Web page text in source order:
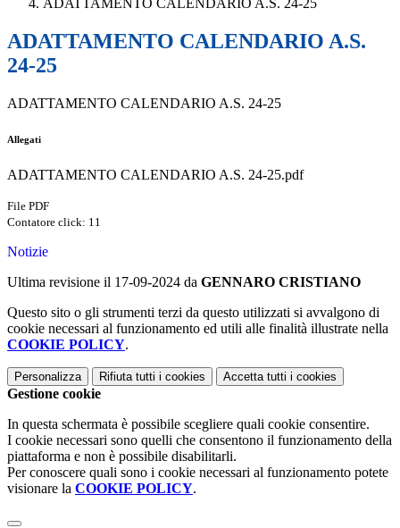
ADATTAMENTO CALENDARIO A.S. 24-25
ADATTAMENTO CALENDARIO A.S.
24-25
ADATTAMENTO CALENDARIO A.S. 24-25
Allegati
ADATTAMENTO CALENDARIO A.S. 24-25.pdf
File PDF
Contatore click: 11
Notizie
Ultima revisione il 17-09-2024 da GENNARO CRISTIANO
Questo sito o gli strumenti terzi da questo utilizzati si avvalgono di
cookie necessari al funzionamento ed utili alle finalità illustrate nella
COOKIE POLICY.
Personalizza Rifiuta tutti i cookies Accetta tutti i cookies
Gestione cookie
In questa schermata è possibile scegliere quali cookie consentire.
I cookie necessari sono quelli che consentono il funzionamento della
piattaforma e non è possibile disabilitarli.
Per conoscere quali sono i cookie necessari al funzionamento potete
visionare la COOKIE POLICY.